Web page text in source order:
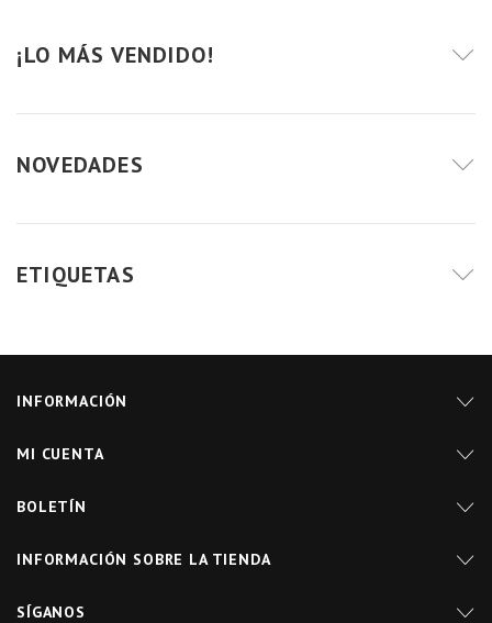
¡LO MÁS VENDIDO!
NOVEDADES
ETIQUETAS
INFORMACIÓN
MI CUENTA
BOLETÍN
INFORMACIÓN SOBRE LA TIENDA
SÍGANOS